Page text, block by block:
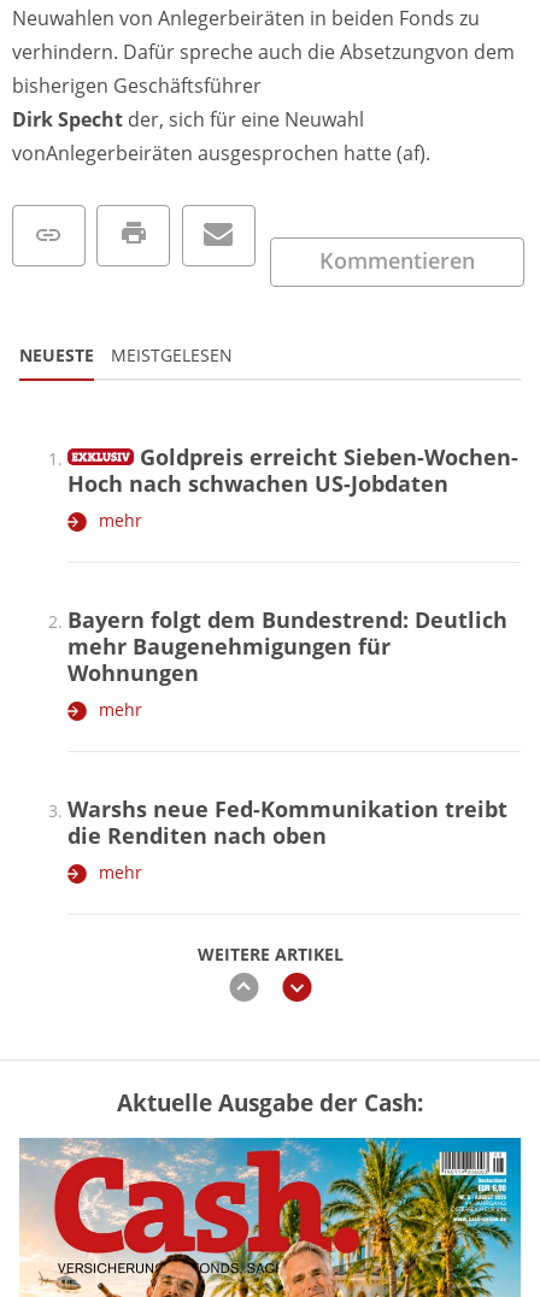
Neuwahlen von Anlegerbeiräten in beiden Fonds zu
verhindern. Dafür spreche auch die Absetzungvon dem
bisherigen Geschäftsführer
Dirk Specht der, sich für eine Neuwahl
vonAnlegerbeiräten ausgesprochen hatte (af).
Kommentieren
NEUESTE MEISTGELESEN
WEITERE ARTIKEL
zurückweiter
Goldpreis erreicht Sieben-Wochen-
Hoch nach schwachen US-Jobdaten
mehr
Bayern folgt dem Bundestrend: Deutlich
mehr Baugenehmigungen für
Wohnungen
mehr
Warshs neue Fed-Kommunikation treibt
die Renditen nach oben
mehr
Vermieter-Zutritt: Wann Mieter
die Wohnung öffnen müssen
mehr
Mütterrente III Tabelle: So viel Renten-
Aktuelle Ausgabe der Cash: